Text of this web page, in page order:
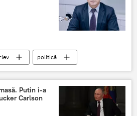
politică
Putin i-a
Carlson